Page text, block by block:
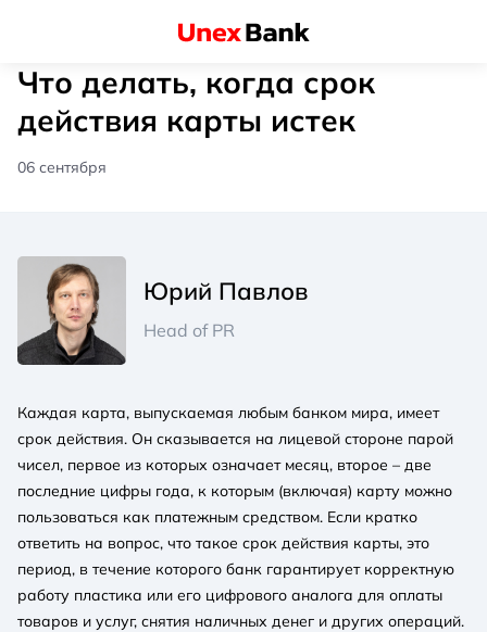
Что делать, когда срок
действия карты истек
06 сентября
Юрий Павлов
Head of PR
Каждая карта, выпускаемая любым банком мира, имеет
срок действия. Он сказывается на лицевой стороне парой
чисел, первое из которых означает месяц, второе – две
последние цифры года, к которым (включая) карту можно
пользоваться как платежным средством. Если кратко
ответить на вопрос, что такое срок действия карты, это
период, в течение которого банк гарантирует корректную
работу пластика или его цифрового аналога для оплаты
товаров и услуг, снятия наличных денег и других операций.